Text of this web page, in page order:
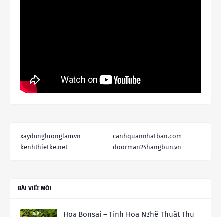
xaydungluonglam.vn
canhquannhatban.com
kenhthietke.net
doorman24hangbun.vn
BÀI VIẾT MỚI
Hoa Bonsai – Tinh Hoa Nghệ Thuật Thu